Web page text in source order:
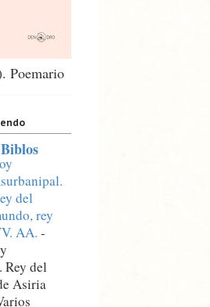
Poemario
del
rey
AA. -
Rey del
Asiria